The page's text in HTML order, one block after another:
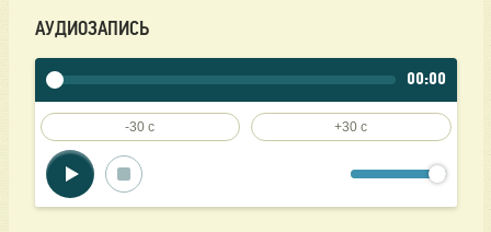
АУДИОЗАПИСЬ
00:00
-30 c +30 c